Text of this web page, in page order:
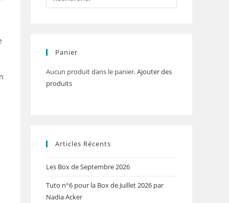
Panier
Aucun produit dans le panier.Ajouter des
produits
Articles Récents
Les Box de Septembre 2026
Tuto n°6 pour la Box de Juillet 2026 par
Nadia Acker